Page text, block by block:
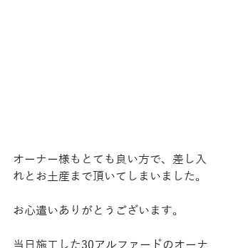
オーナー様もとても良い方で、差し入
れとお土産まで頂いてしまいました。
お心遣いありがとうございます。
当日施工した30アルファードのオーナ